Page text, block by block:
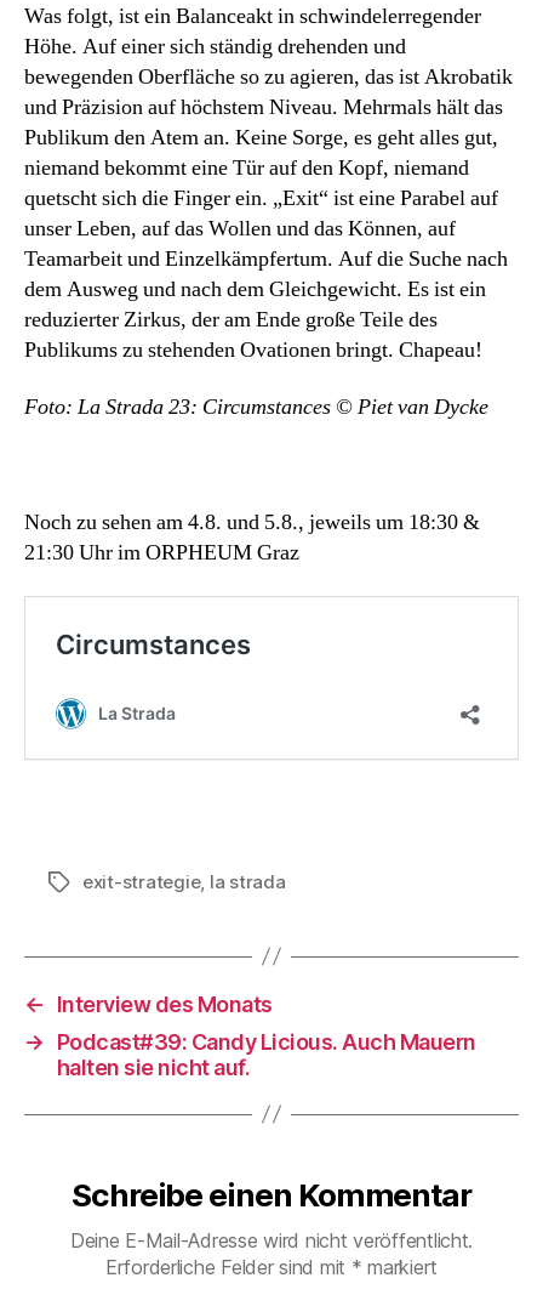
Was folgt, ist ein Balanceakt in schwindelerregender
Höhe. Auf einer sich ständig drehenden und
bewegenden Oberfläche so zu agieren, das ist Akrobatik
und Präzision auf höchstem Niveau. Mehrmals hält das
Publikum den Atem an. Keine Sorge, es geht alles gut,
niemand bekommt eine Tür auf den Kopf, niemand
quetscht sich die Finger ein. „Exit“ ist eine Parabel auf
unser Leben, auf das Wollen und das Können, auf
Teamarbeit und Einzelkämpfertum. Auf die Suche nach
dem Ausweg und nach dem Gleichgewicht. Es ist ein
reduzierter Zirkus, der am Ende große Teile des
Publikums zu stehenden Ovationen bringt. Chapeau!
Foto: La Strada 23: Circumstances © Piet van Dycke
Noch zu sehen am 4.8. und 5.8., jeweils um 18:30 &
21:30 Uhr im ORPHEUM Graz
Schlagwörter
exit-strategie, la strada
←
Interview des Monats
→
Podcast#39: Candy Licious. Auch Mauern
halten sie nicht auf.
Schreibe einen Kommentar
Deine E-Mail-Adresse wird nicht veröffentlicht.
Erforderliche Felder sind mit * markiert